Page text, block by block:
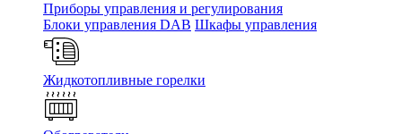
Приборы управления и регулирования
Блоки управления DAB Шкафы управления
Жидкотопливные горелки